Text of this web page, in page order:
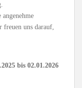
freuen uns darauf,
bis 02.01.2026